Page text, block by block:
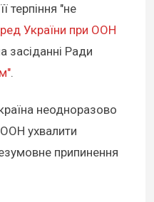
терпіння "не
України при ООН
засіданні Ради
.
неодноразово
ухвалити
припинення